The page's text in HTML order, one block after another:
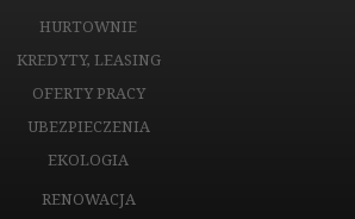
HURTOWNIE
KREDYTY, LEASING
OFERTY PRACY
UBEZPIECZENIA
EKOLOGIA
RENOWACJA